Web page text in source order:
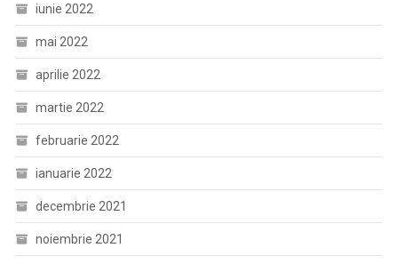
iunie 2022
mai 2022
aprilie 2022
martie 2022
februarie 2022
ianuarie 2022
decembrie 2021
noiembrie 2021